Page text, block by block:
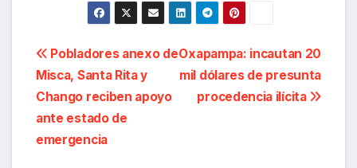
Navegación
de
entradas
Oxapampa: incautan 20
mil dólares de presunta
procedencia ilícita
Pobladores anexo de
Misca, Santa Rita y
Chango reciben apoyo
ante estado de
emergencia